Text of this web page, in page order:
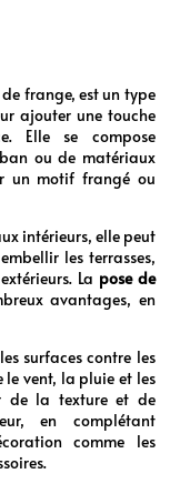
frange, est un type
ajouter une touche
Elle se compose
ou de matériaux
un motif frangé ou
intérieurs, elle peut
les terrasses,
La pose de
avantages, en
surfaces contre les
le vent, la pluie et les
de la texture et de
en complétant
comme les